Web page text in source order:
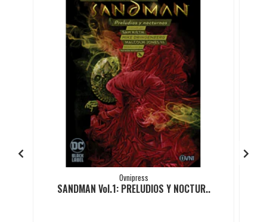
Ovnipress
SANDMAN Vol.1: PRELUDIOS Y NOCTUR..